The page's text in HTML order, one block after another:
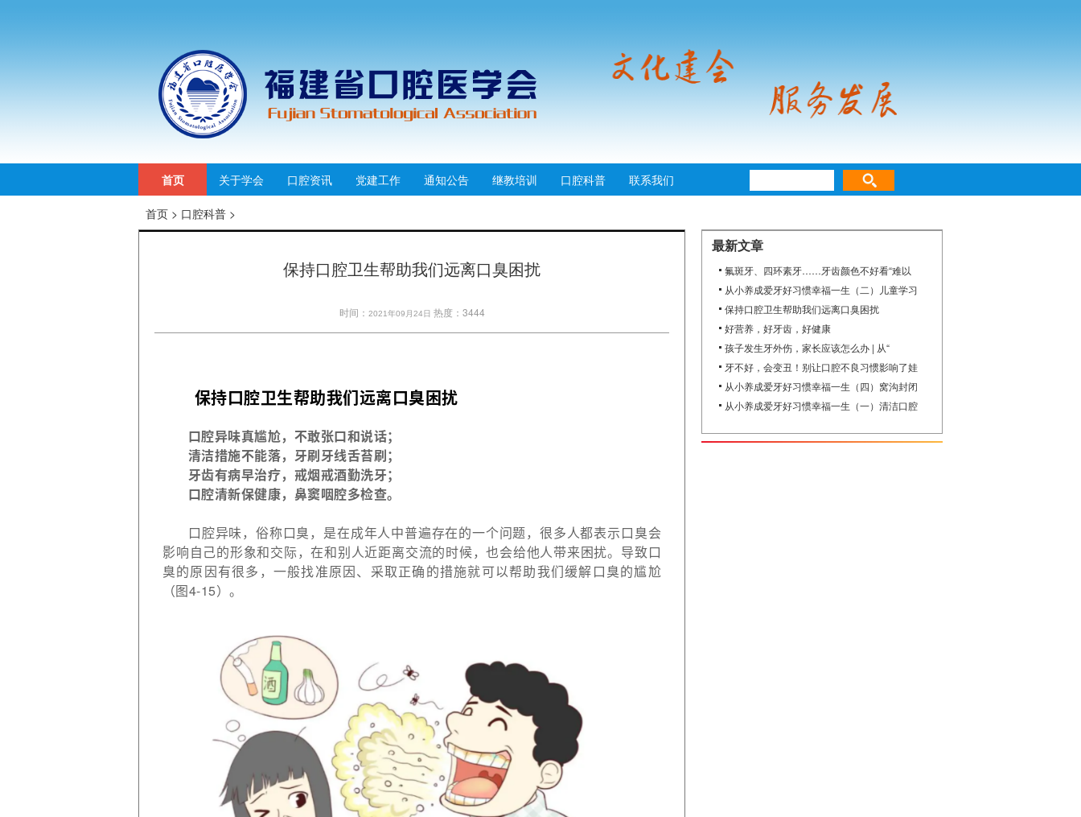
首页 关于学会 口腔资讯 党建工作 通知公告 继教培训 口腔科普 联系我们
首页 > 口腔科普 >
保持口腔卫生帮助我们远离口臭困扰
时间： 2021年09月24日 热度：3444
保持口腔卫生帮助我们远离口臭困扰
口腔异味真尴尬，不敢张口和说话；
清洁措施不能落，牙刷牙线舌苔刷；
牙齿有病早治疗，戒烟戒酒勤洗牙；
口腔清新保健康，鼻窦咽腔多检查。
口腔异味，俗称口臭，是在成年人中普遍存在的一个问题，很多人都表示口臭会
影响自己的形象和交际，在和别人近距离交流的时候，也会给他人带来困扰。导致口
臭的原因有很多，一般找准原因、采取正确的措施就可以帮助我们缓解口臭的尴尬
（图4-15）。
最新文章
氟斑牙、四环素牙……牙齿颜色不好看“难以
从小养成爱牙好习惯幸福一生（二）儿童学习
保持口腔卫生帮助我们远离口臭困扰
好营养，好牙齿，好健康
孩子发生牙外伤，家长应该怎么办 | 从“
牙不好，会变丑！别让口腔不良习惯影响了娃
从小养成爱牙好习惯幸福一生（四）窝沟封闭
从小养成爱牙好习惯幸福一生（一）清洁口腔